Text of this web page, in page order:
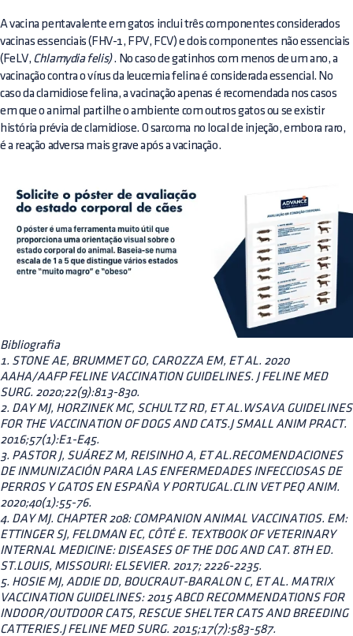
A vacina pentavalente em gatos inclui três componentes considerados
vacinas essenciais (FHV-1, FPV, FCV) e dois componentes não essenciais
(FeLV, Chlamydia felis). No caso de gatinhos com menos de um ano, a
vacinação contra o vírus da leucemia felina é considerada essencial. No
caso da clamidiose felina, a vacinação apenas é recomendada nos casos
em que o animal partilhe o ambiente com outros gatos ou se existir
história prévia de clamidiose. O sarcoma no local de injeção, embora raro,
é a reação adversa mais grave após a vacinação.
Bibliografia
1. STONE AE, BRUMMET GO, CAROZZA EM, ET AL. 2020
AAHA/AAFP FELINE VACCINATION GUIDELINES. J FELINE MED
SURG. 2020;22(9):813-830.
2. DAY MJ, HORZINEK MC, SCHULTZ RD, ET AL.WSAVA GUIDELINES
FOR THE VACCINATION OF DOGS AND CATS.J SMALL ANIM PRACT.
2016;57(1):E1-E45.
3. PASTOR J, SUÁREZ M, REISINHO A, ET AL.RECOMENDACIONES
DE INMUNIZACIÓN PARA LAS ENFERMEDADES INFECCIOSAS DE
PERROS Y GATOS EN ESPAÑA Y PORTUGAL.CLIN VET PEQ ANIM.
2020;40(1):55-76.
4. DAY MJ. CHAPTER 208: COMPANION ANIMAL VACCINATIOS. EM:
ETTINGER SJ, FELDMAN EC, CÔTÉ E. TEXTBOOK OF VETERINARY
INTERNAL MEDICINE: DISEASES OF THE DOG AND CAT. 8TH ED.
ST.LOUIS, MISSOURI: ELSEVIER. 2017; 2226-2235.
5. HOSIE MJ, ADDIE DD, BOUCRAUT-BARALON C, ET AL. MATRIX
VACCINATION GUIDELINES: 2015 ABCD RECOMMENDATIONS FOR
INDOOR/OUTDOOR CATS, RESCUE SHELTER CATS AND BREEDING
CATTERIES.J FELINE MED SURG. 2015;17(7):583-587.